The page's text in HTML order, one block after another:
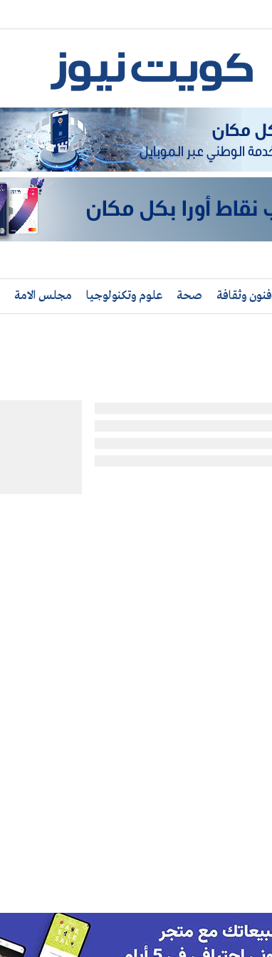
فنون وثقافة صحة علوم وتكنولوجيا مجلس الامة